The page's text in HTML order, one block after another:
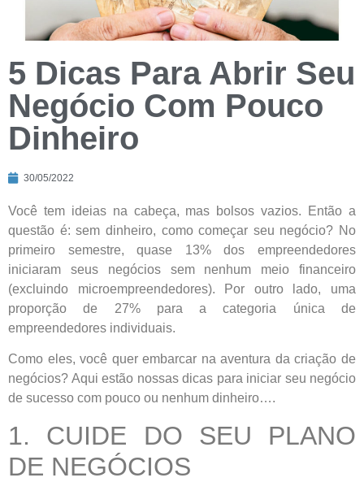
5 Dicas Para Abrir Seu
Negócio Com Pouco
Dinheiro
30/05/2022
Você tem ideias na cabeça, mas bolsos vazios. Então a
questão é: sem dinheiro, como começar seu negócio? No
primeiro semestre, quase 13% dos empreendedores
iniciaram seus negócios sem nenhum meio financeiro
(excluindo microempreendedores). Por outro lado, uma
proporção de 27% para a categoria única de
empreendedores individuais.
Como eles, você quer embarcar na aventura da criação de
negócios? Aqui estão nossas dicas para iniciar seu negócio
de sucesso com pouco ou nenhum dinheiro….
1. CUIDE DO SEU PLANO
DE NEGÓCIOS